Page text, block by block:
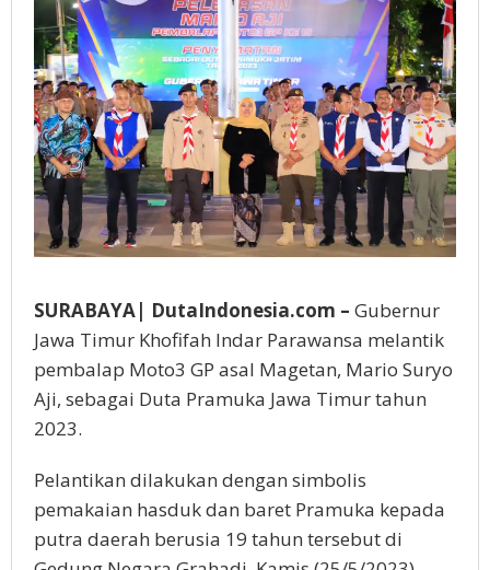
Moto3
GP
Seri
6
SURABAYA| DutaIndonesia.com – Gubernur
Jawa Timur Khofifah Indar Parawansa melantik
pembalap Moto3 GP asal Magetan, Mario Suryo
Aji, sebagai Duta Pramuka Jawa Timur tahun
2023.
Pelantikan dilakukan dengan simbolis
pemakaian hasduk dan baret Pramuka kepada
putra daerah berusia 19 tahun tersebut di